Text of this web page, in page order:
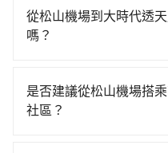
從松山機場到大時代透
嗎？
灣大車隊、Uber、Line
到車，也可考慮打電話至
是否建議從松山機場搭
社區？